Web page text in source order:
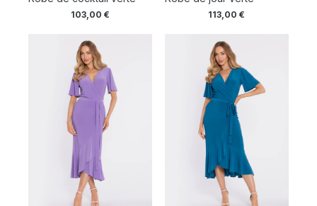
103,00€ 113,00€